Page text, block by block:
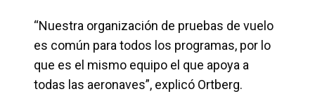
“Nuestra organización de pruebas de vuelo
es común para todos los programas, por lo
que es el mismo equipo el que apoya a
todas las aeronaves”, explicó Ortberg.